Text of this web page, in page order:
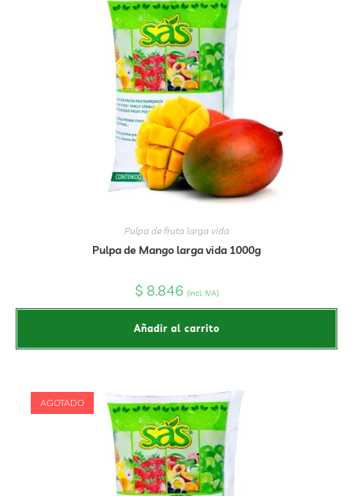
Pulpa de fruta larga vida
Pulpa de Mango larga vida 1000g
$ 8.846 (incl. IVA)
Añadir al carrito
AGOTADO